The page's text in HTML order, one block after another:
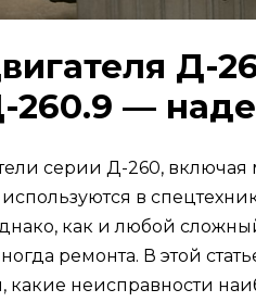
Д-
260.9 —
серии Д-260, включая
в
как и любой
ремонта. В этой
неисправности